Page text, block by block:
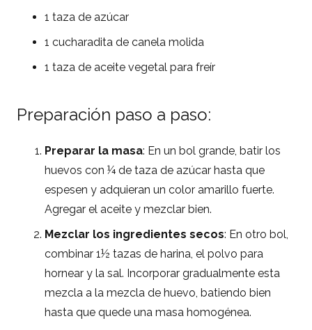
1 taza de azúcar
1 cucharadita de canela molida
1 taza de aceite vegetal para freír
Preparación paso a paso:
Preparar la masa: En un bol grande, batir los
huevos con ¼ de taza de azúcar hasta que
espesen y adquieran un color amarillo fuerte.
Agregar el aceite y mezclar bien.
Mezclar los ingredientes secos: En otro bol,
combinar 1½ tazas de harina, el polvo para
hornear y la sal. Incorporar gradualmente esta
mezcla a la mezcla de huevo, batiendo bien
hasta que quede una masa homogénea.